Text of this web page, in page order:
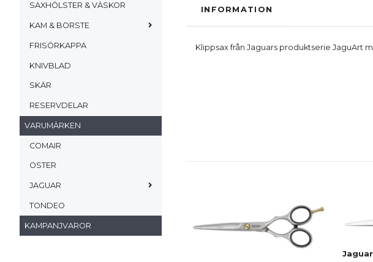
SAXHÖLSTER & VÄSKOR
KAM & BORSTE
FRISÖRKAPPA
KNIVBLAD
SKÄR
RESERVDELAR
VARUMÄRKEN
COMAIR
OSTER
JAGUAR
TONDEO
KAMPANJVAROR
INFORMATION
Klippsax från Jaguars produktserie JaguArt